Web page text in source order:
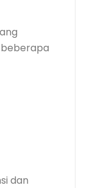
dan